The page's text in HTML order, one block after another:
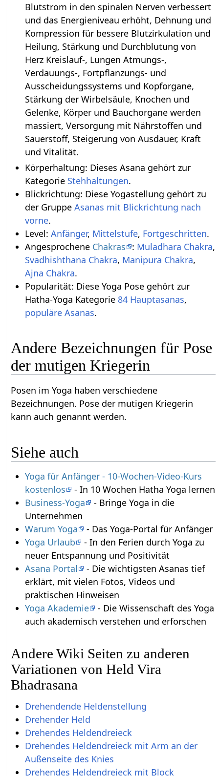
Blutstrom in den spinalen Nerven verbessert
und das Energieniveau erhöht, Dehnung und
Kompression für bessere Blutzirkulation und
Heilung, Stärkung und Durchblutung von
Herz Kreislauf-, Lungen Atmungs-,
Verdauungs-, Fortpflanzungs- und
Ausscheidungssystems und Kopforgane,
Stärkung der Wirbelsäule, Knochen und
Gelenke, Körper und Bauchorgane werden
massiert, Versorgung mit Nährstoffen und
Sauerstoff, Steigerung von Ausdauer, Kraft
und Vitalität.
Körperhaltung: Dieses Asana gehört zur
Kategorie Stehhaltungen.
Blickrichtung: Diese Yogastellung gehört zu
der Gruppe Asanas mit Blickrichtung nach
vorne.
Level: Anfänger, Mittelstufe, Fortgeschritten.
Angesprochene Chakras : Muladhara Chakra,
Svadhishthana Chakra, Manipura Chakra,
Ajna Chakra.
Popularität: Diese Yoga Pose gehört zur
Hatha-Yoga Kategorie 84 Hauptasanas,
populäre Asanas.
Andere Bezeichnungen für Pose
der mutigen Kriegerin
Posen im Yoga haben verschiedene
Bezeichnungen. Pose der mutigen Kriegerin
kann auch genannt werden.
Siehe auch
Yoga für Anfänger - 10-Wochen-Video-Kurs
kostenlos
- In 10 Wochen Hatha Yoga lernen
Business-Yoga
- Bringe Yoga in die
Unternehmen
Warum Yoga
- Das Yoga-Portal für Anfänger
Yoga Urlaub
- In den Ferien durch Yoga zu
neuer Entspannung und Positivität
Asana Portal
- Die wichtigsten Asanas tief
erklärt, mit vielen Fotos, Videos und
praktischen Hinweisen
Yoga Akademie
- Die Wissenschaft des Yoga
auch akademisch verstehen und erforschen
Andere Wiki Seiten zu anderen
Variationen von Held Vira
Bhadrasana
Drehendende Heldenstellung
Drehender Held
Drehendes Heldendreieck
Drehendes Heldendreieck mit Arm an der
Außenseite des Knies
Drehendes Heldendreieck mit Block